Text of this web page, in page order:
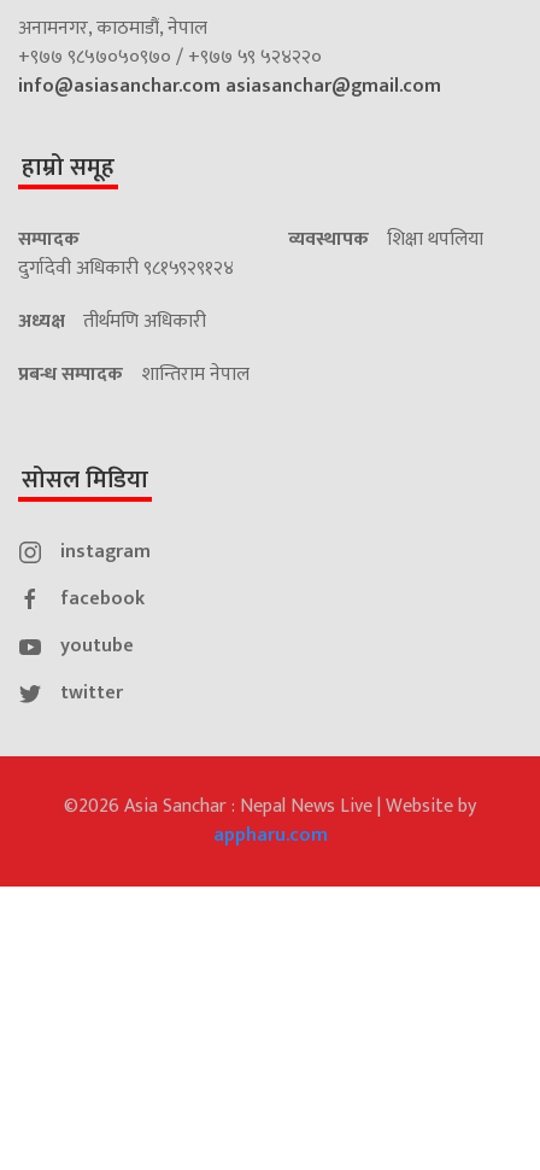
अनामनगर, काठमाडौं, नेपाल
+९७७ ९८५७०५०९७० / +९७७ ५९ ५२४२२०
info@asiasanchar.com asiasanchar@gmail.com
हाम्रो समूह
सम्पादक
दुर्गादेवी अधिकारी ९८१५९२९१२४
व्यवस्थापक शिक्षा थपलिया
अध्यक्ष तीर्थमणि अधिकारी
प्रबन्ध सम्पादक शान्तिराम नेपाल
सोसल मिडिया
instagram
facebook
youtube
twitter
©2026 Asia Sanchar : Nepal News Live | Website by
appharu.com